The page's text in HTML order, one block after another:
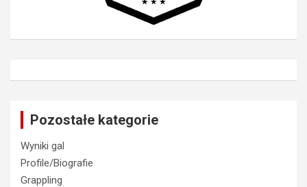
Pozostałe kategorie
Wyniki gal
Profile/Biografie
Grappling